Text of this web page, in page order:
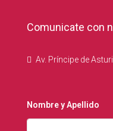
Comunicate con
Av. Príncipe de
Nombre y Apellido